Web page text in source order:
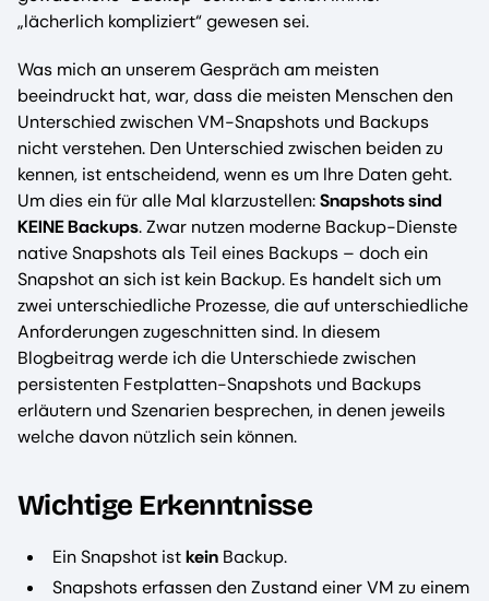
„lächerlich kompliziert“ gewesen sei.
Was mich an unserem Gespräch am meisten
beeindruckt hat, war, dass die meisten Menschen den
Unterschied zwischen VM-Snapshots und Backups
nicht verstehen. Den Unterschied zwischen beiden zu
kennen, ist entscheidend, wenn es um Ihre Daten geht.
Um dies ein für alle Mal klarzustellen:Snapshots sind
KEINE Backups. Zwar nutzen moderne Backup-Dienste
native Snapshots als Teil eines Backups – doch ein
Snapshot an sich ist kein Backup. Es handelt sich um
zwei unterschiedliche Prozesse, die auf unterschiedliche
Anforderungen zugeschnitten sind. In diesem
Blogbeitrag werde ich die Unterschiede zwischen
persistenten Festplatten-Snapshots und Backups
erläutern und Szenarien besprechen, in denen jeweils
welche davon nützlich sein können.
Wichtige Erkenntnisse
Ein Snapshot istkein Backup.
Snapshots erfassen den Zustand einer VM zu einem